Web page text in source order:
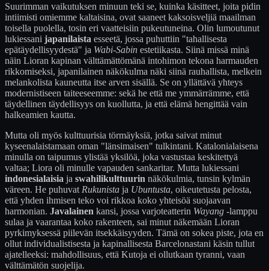
Suurimman vaikutuksen minuun teki se, kuinka käsitteet, joita pidin
intiimisti omiemme kaltaisina, ovat saaneet kaksoisveljiä maailman
toisella puolella, tosin eri vaatteisiin pukeutuneina. Olin lumoutunut
lukiessani japanilaista esseetä, jossa puhuttiin "tahallisesta
epätäydellisyydestä" ja Wabi-Sabin estetiikasta. Siinä missä minä
näin Lioran kapinan välttämättömänä intohimon tekona harmauden
rikkomiseksi, japanilainen näkökulma näki siinä rauhallista, melkein
melankolista kauneutta itse arven sisällä. Se on yllättävä yhteys
modernistiseen taiteeseemme: sekä he että me ymmärrämme, että
täydellinen täydellisyys on kuollutta, ja että elämä hengittää vain
halkeamien kautta.
Mutta oli myös kulttuurisia törmäyksiä, jotka saivat minut
kyseenalaistamaan oman "länsimaisen" tulkintani. Katalonialaisena
minulla on taipumus ylistää yksilöä, joka vastustaa keskitettyä
valtaa; Liora oli minulle vapauden sankaritar. Mutta lukiessani
indonesialaisia ja swahilikulttuurin näkökulmia, tunsin kylmän
väreen. He puhuvat Rukunista ja Ubuntusta, oikeutetusta pelosta,
että yhden ihmisen teko voi rikkoa koko yhteisöä suojaavan
harmonian. Javalainen kansi, jossa varjoteatterin Wayang -lamppu
sulaa ja vaarantaa koko rakenteen, sai minut näkemään Lioran
pyrkimyksessä piilevän itsekkäisyyden. Tämä on sokea piste, jota en
ollut individualistisesta ja kapinallisesta Barcelonastani käsin tullut
ajatelleeksi: mahdollisuus, että Kutoja ei ollutkaan tyranni, vaan
välttämätön suojelija.